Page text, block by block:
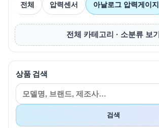
전체 압력센서 아날로그 압력게이지
전체 카테고리 · 소분류 보기
상품 검색
검색